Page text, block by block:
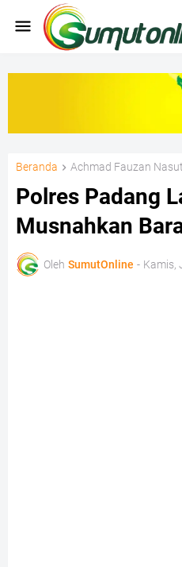
Beranda Achmad Fauzan
Polres Padang
Musnahkan
Oleh SumutOnline - Kamis,